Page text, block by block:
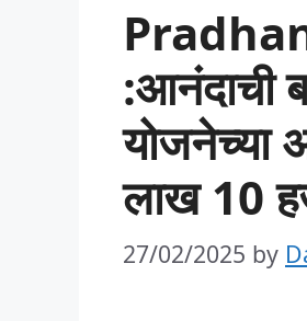
:आनंदाची
योजनेच्या
लाख 10
27/02/2025 by